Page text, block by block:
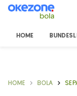
HOME
HOME BOLA